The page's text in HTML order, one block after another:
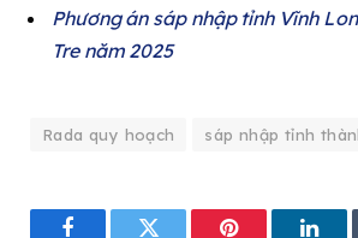
Phương án sáp nhập tỉnh Vĩnh
Tre năm 2025
Rada quy hoạch sáp nhập tỉnh